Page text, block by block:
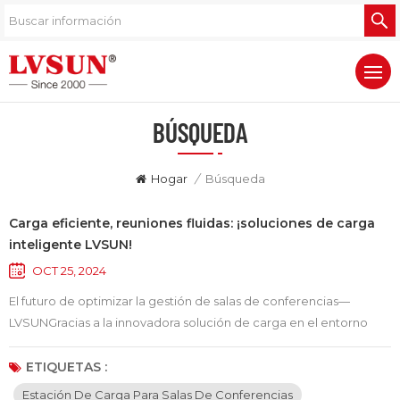
BÚSQUEDA
Hogar / Búsqueda
Carga eficiente, reuniones fluidas: ¡soluciones de carga
inteligente LVSUN!
OCT 25, 2024
El futuro de optimizar la gestión de salas de conferencias—
LVSUNGracias a la innovadora solución de carga en el entorno
laboral, la gestión de equipos en las salas de conferencias se ha
vuelto cada vez más crucial. Esto es especialmente cierto cuando
necesitamos proporcionar soluciones de carga eficientes para
ETIQUETAS :
Estación De Carga Para Salas De Conferencias